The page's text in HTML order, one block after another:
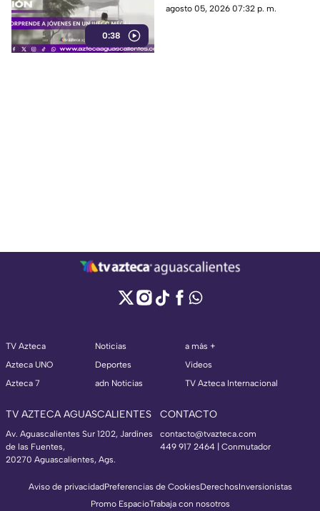
0:38
entre sí durante el Festival de
agosto 05, 2026 07:32 p. m.
TV Azteca
Azteca UNO
Azteca 7
Noticias
Deportes
adn Noticias
a más +
Videos
TV Azteca Internacional
TV AZTECA AGUASCALIENTES
Av. Aguascalientes Sur 1202, Jardines
de las Fuentes,
20270 Aguascalientes, Ags.
CONTACTO
contacto@tvazteca.com
449 917 2464 | Conmutador
Aviso de privacidadPreferencias de CookiesDerechosInversionistas
Promo EspacioTrabaja con nosotros